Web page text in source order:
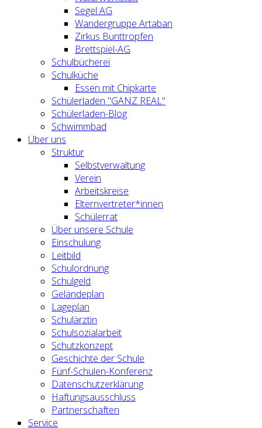
Segel AG
Wandergruppe Artaban
Zirkus Bunttropfen
Brettspiel-AG
Schulbücherei
Schulküche
Essen mit Chipkarte
Schülerladen "GANZ REAL"
Schülerladen-Blog
Schwimmbad
Über uns
Struktur
Selbstverwaltung
Verein
Arbeitskreise
Elternvertreter*innen
Schülerrat
Über unsere Schule
Einschulung
Leitbild
Schulordnung
Schulgeld
Geländeplan
Lageplan
Schulärztin
Schulsozialarbeit
Schutzkonzept
Geschichte der Schule
Fünf-Schulen-Konferenz
Datenschutzerklärung
Haftungsausschluss
Partnerschaften
Service